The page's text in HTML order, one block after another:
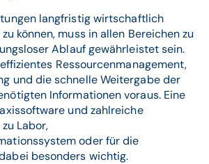
langfristig wirtschaftlich
können, muss in allen Bereichen zu
Ablauf gewährleistet sein.
Ressourcenmanagement,
und die schnelle Weitergabe der
Informationen voraus. Eine
und zahlreiche
Labor,
oder für die
besonders wichtig.